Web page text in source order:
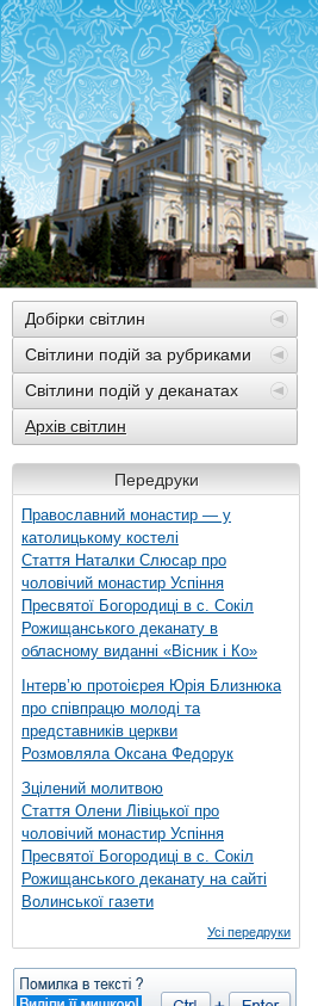
Добірки світлин
Світлини подій за рубриками
Світлини подій у деканатах
Архів світлин
Передруки
Православний монастир — у
католицькому костелі
Стаття Наталки Слюсар про
чоловічий монастир Успіння
Пресвятої Богородиці в с. Сокіл
Рожищанського деканату в
обласному виданні «Вісник і Ко»
Інтерв’ю протоієрея Юрія Близнюка
про співпрацю молоді та
представників церкви
Розмовляла Оксана Федорук
Зцілений молитвою
Стаття Олени Лівіцької про
чоловічий монастир Успіння
Пресвятої Богородиці в с. Сокіл
Рожищанського деканату на сайті
Волинської газети
Усі передруки